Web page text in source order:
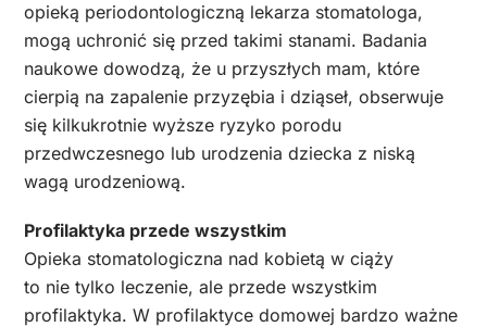
opieką periodontologiczną lekarza stomatologa,
mogą uchronić się przed takimi stanami. Badania
naukowe dowodzą, że u przyszłych mam, które
cierpią na zapalenie przyzębia i dziąseł, obserwuje
się kilkukrotnie wyższe ryzyko porodu
przedwczesnego lub urodzenia dziecka z niską
wagą urodzeniową.
Profilaktyka przede wszystkim
Opieka stomatologiczna nad kobietą w ciąży
to nie tylko leczenie, ale przede wszystkim
profilaktyka. W profilaktyce domowej bardzo ważne